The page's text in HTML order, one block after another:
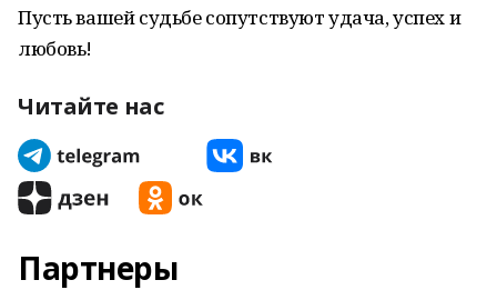
Пусть вашей судьбе сопутствуют удача, успех и
любовь!
Читайте нас
Партнеры